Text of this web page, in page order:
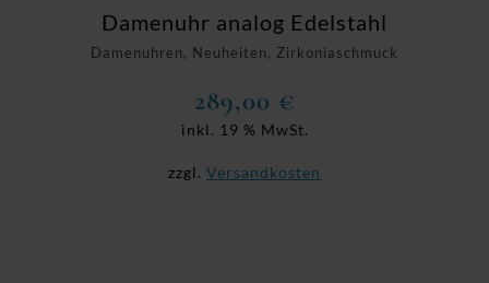
Damenuhren, Neuheiten, Zirkoniaschmuck
Damenuhr analog Edelstahl
289,00 €
inkl. 19 % MwSt.
zzgl. Versandkosten